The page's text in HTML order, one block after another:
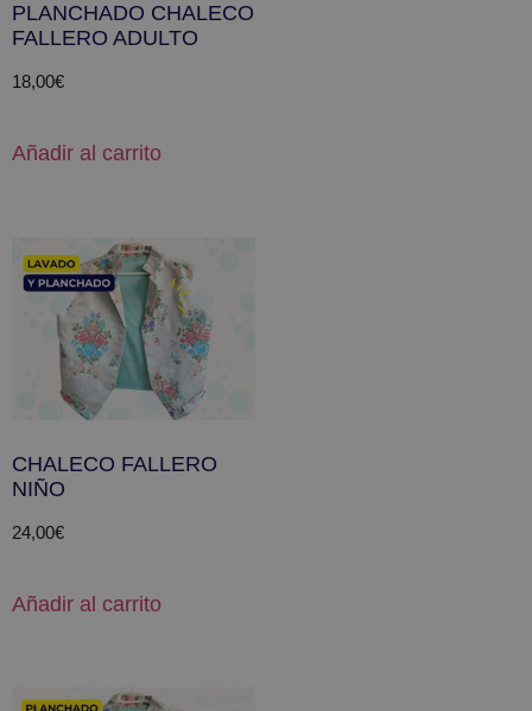
PLANCHADO CHALECO
FALLERO ADULTO
18,00€
Añadir al carrito
CHALECO FALLERO
NIÑO
24,00€
Añadir al carrito